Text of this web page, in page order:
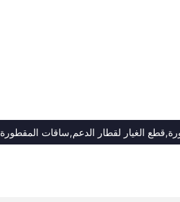
الغيار لقطار الدعم,ساقات المقطورة